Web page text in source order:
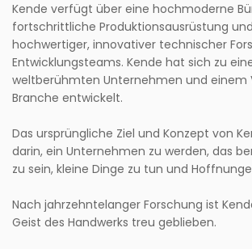
Kende verfügt über eine hochmoderne
fortschrittliche Produktionsausrüstung
hochwertiger, innovativer technischer
Entwicklungsteams. Kende hat sich zu
weltberühmten Unternehmen und einem
Branche entwickelt.
Das ursprüngliche Ziel und Konzept von
darin, ein Unternehmen zu werden, das
zu sein, kleine Dinge zu tun und
Nach jahrzehntelanger Forschung ist
Geist des Handwerks treu geblieben.